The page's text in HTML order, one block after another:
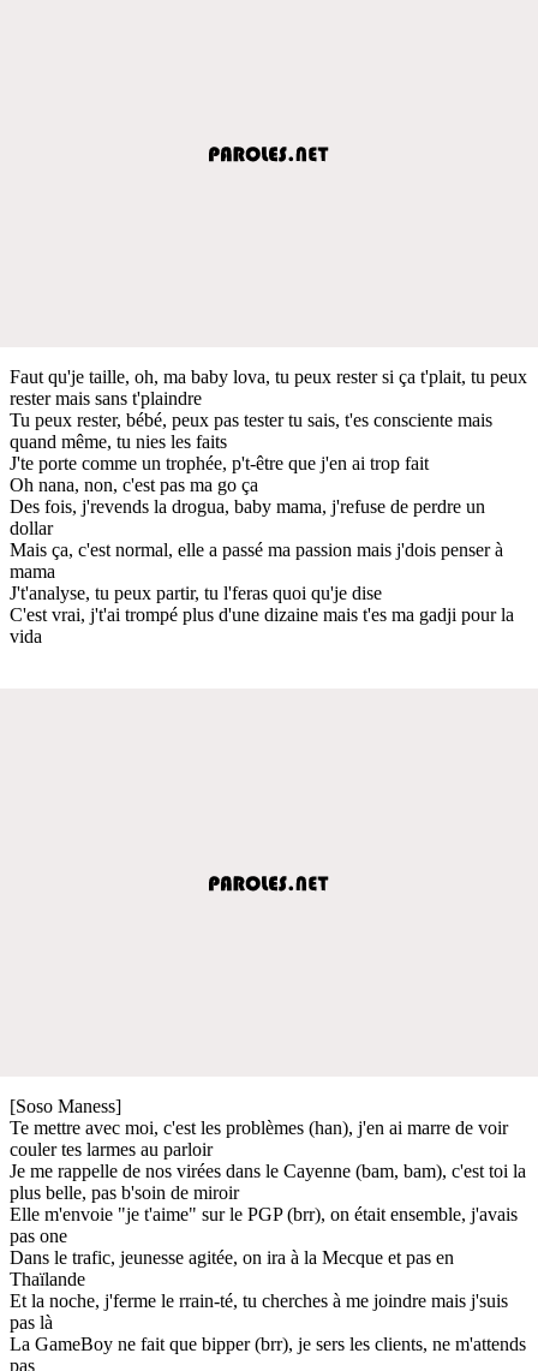
Faut qu'je taille, oh, ma baby lova, tu peux rester si ça t'plait, tu peux
rester mais sans t'plaindre
Tu peux rester, bébé, peux pas tester tu sais, t'es consciente mais
quand même, tu nies les faits
J'te porte comme un trophée, p't-être que j'en ai trop fait
Oh nana, non, c'est pas ma go ça
Des fois, j'revends la drogua, baby mama, j'refuse de perdre un
dollar
Mais ça, c'est normal, elle a passé ma passion mais j'dois penser à
mama
J't'analyse, tu peux partir, tu l'feras quoi qu'je dise
C'est vrai, j't'ai trompé plus d'une dizaine mais t'es ma gadji pour la
vida
[Soso Maness]
Te mettre avec moi, c'est les problèmes (han), j'en ai marre de voir
couler tes larmes au parloir
Je me rappelle de nos virées dans le Cayenne (bam, bam), c'est toi la
plus belle, pas b'soin de miroir
Elle m'envoie "je t'aime" sur le PGP (brr), on était ensemble, j'avais
pas one
Dans le trafic, jeunesse agitée, on ira à la Mecque et pas en
Thaïlande
Et la noche, j'ferme le rrain-té, tu cherches à me joindre mais j'suis
pas là
La GameBoy ne fait que bipper (brr), je sers les clients, ne m'attends
pas